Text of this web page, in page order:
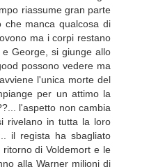
riassume gran parte
manca qualcosa di
ma i corpi restano
George, si giunge allo
possono vedere ma
l'unica morte del
per un attimo la
l'aspetto non cambia
rivelano in tutta la loro
il regista ha sbagliato
di Voldemort e le
alla Warner milioni di